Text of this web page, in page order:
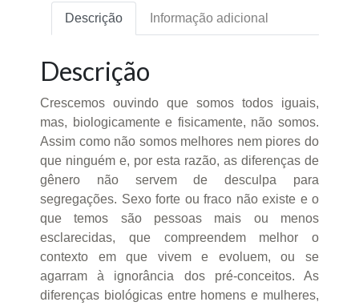
Descrição Informação adicional
Descrição
Crescemos ouvindo que somos todos iguais,
mas, biologicamente e fisicamente, não somos.
Assim como não somos melhores nem piores do
que ninguém e, por esta razão, as diferenças de
gênero não servem de desculpa para
segregações. Sexo forte ou fraco não existe e o
que temos são pessoas mais ou menos
esclarecidas, que compreendem melhor o
contexto em que vivem e evoluem, ou se
agarram à ignorância dos pré-conceitos. As
diferenças biológicas entre homens e mulheres,